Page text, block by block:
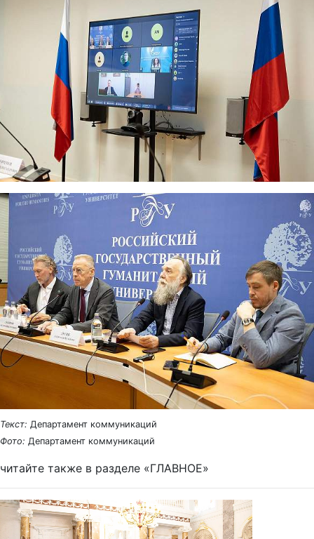
Текст: Департамент коммуникаций
Фото: Департамент коммуникаций
читайте также в разделе «ГЛАВНОЕ»